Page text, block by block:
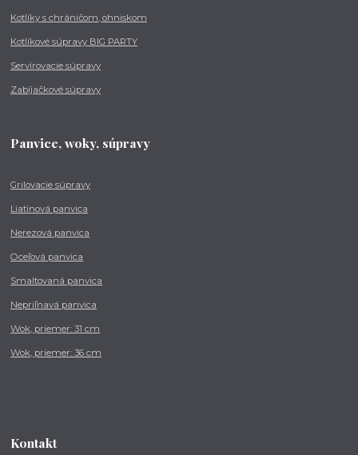
Kotlíky s chráničom, ohniskom
Kotlíkové súpravy BIG PARTY
Servírovacie súpravy
Zabíjačkové súpravy
Panvice, woky, súpravy
Grilovacie súpravy
Liatinová panvica
Nerezová panvica
Oceľová panvica
Smaltovaná panvica
Nepriľnavá panvica
Wok, priemer: 31 cm
Wok, priemer: 36 cm
Kontakt